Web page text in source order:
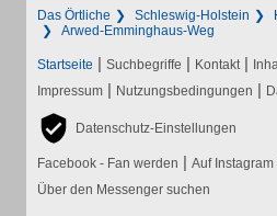
Das Örtliche Schleswig-Holstein
Arwed-Emminghaus-Weg
Startseite | Suchbegriffe | Kontakt |
Impressum | Nutzungsbedingungen |
Datenschutz-Einstellungen
Facebook - Fan werden | Auf Instagram
Über den Messenger suchen